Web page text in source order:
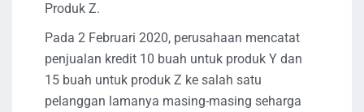
Produk Z.
Pada 2 Februari 2020, perusahaan mencatat
penjualan kredit 10 buah untuk produk Y dan
15 buah untuk produk Z ke salah satu
pelanggan lamanya masing-masing seharga